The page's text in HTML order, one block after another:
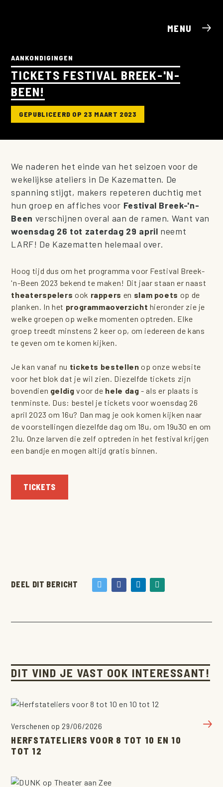
MENU
AANKONDIGINGEN
TICKETS FESTIVAL BREEK-'N-
BEEN!
GEPUBLICEERD OP 23 MAART 2023
We naderen het einde van het seizoen voor de
wekelijkse ateliers in De Kazematten. De
spanning stijgt, makers repeteren duchtig met
hun groep en affiches voor Festival Breek-'n-
Been verschijnen overal aan de ramen. Want van
woensdag 26 tot zaterdag 29 april neemt
LARF! De Kazematten helemaal over.
Hoog tijd dus om het programma voor Festival Breek-
'n-Been 2023 bekend te maken! Dit jaar staan er naast
theaterspelers ook rappers en slam poets op de
planken. In het programmaoverzicht hieronder zie je
welke groepen op welke momenten optreden. Elke
groep treedt minstens 2 keer op, om iedereen de kans
te geven om te komen kijken.
Je kan vanaf nu tickets bestellen op onze website
voor het blok dat je wil zien. Diezelfde tickets zijn
bovendien geldig voor de hele dag- als er plaats is
tenminste. Dus: bestel je tickets voor woensdag 26
april 2023 om 16u? Dan mag je ook komen kijken naar
de voorstellingen diezelfde dag om 18u, om 19u30 en om
21u. Onze larven die zelf optreden in het festival krijgen
een bandje en mogen altijd gratis binnen.
TICKETS
DEEL DIT BERICHT
DIT VIND JE VAST OOK INTERESSANT!
Verschenen op 29/06/2026
HERFSTATELIERS VOOR 8 TOT 10 EN 10
TOT 12